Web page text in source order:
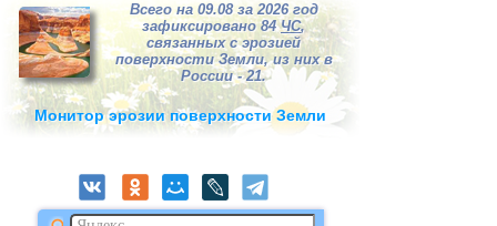
Всего на 09.08 за 2026 год
зафиксировано 84ЧС,
связанных с эрозией
поверхности Земли, из них в
России - 21.
Монитор эрозии поверхности Земли